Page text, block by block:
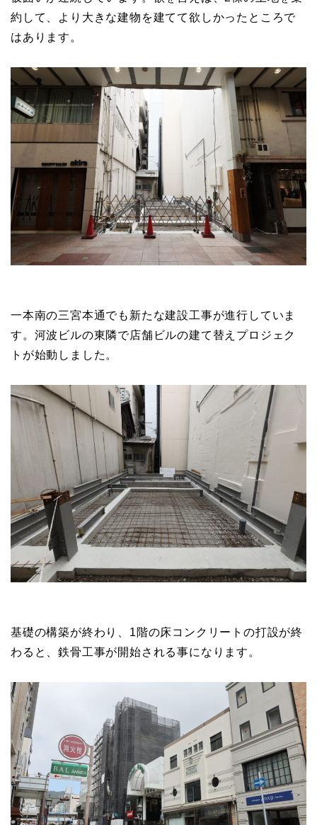
約して、より大きな建物を建てて欲しかったところで
はあります。
一本南の三宮本通でも新たな建設工事が進行していま
す。河波ビルの東隣で店舗ビルの建て替えプロジェク
トが始動しました。
基礎の構築が終わり、1階の床コンクリートの打設が終
わると、鉄骨工事が開始される事になります。